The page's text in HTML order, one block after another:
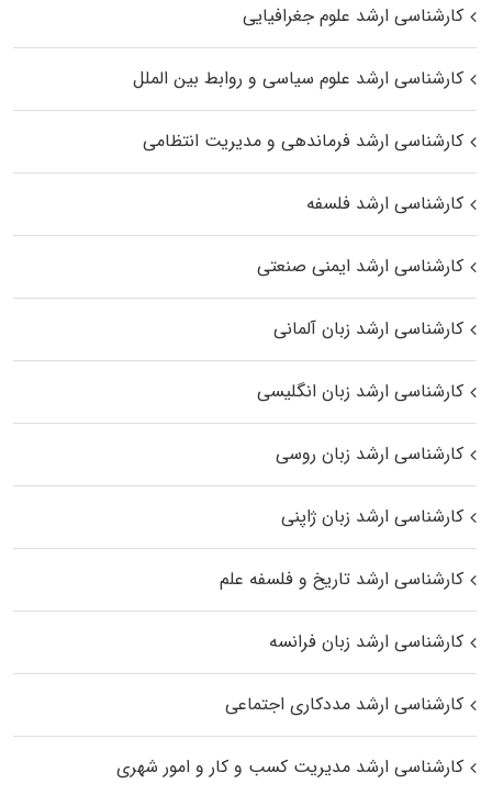
کارشناسی ارشد علوم جغرافیایی
کارشناسی ارشد علوم سیاسی و روابط بین الملل
کارشناسی ارشد فرماندهی و مدیریت انتظامی
کارشناسی ارشد فلسفه
کارشناسی ارشد ایمنی صنعتی
کارشناسی ارشد زبان آلمانی
کارشناسی ارشد زبان انگلیسی
کارشناسی ارشد زبان روسی
کارشناسی ارشد زبان ژاپنی
کارشناسی ارشد تاریخ و فلسفه علم
کارشناسی ارشد زبان فرانسه
کارشناسی ارشد مددکاری اجتماعی
کارشناسی ارشد مدیریت کسب و کار و امور شهری